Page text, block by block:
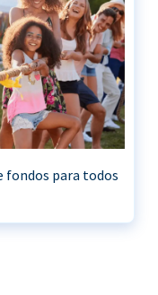
fondos para todos